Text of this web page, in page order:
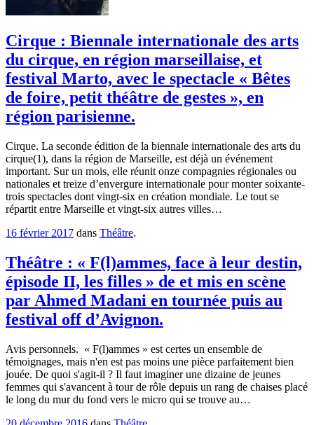
Cirque : Biennale internationale des arts
du cirque, en région marseillaise, et
festival Marto, avec le spectacle « Bêtes
de foire, petit théâtre de gestes », en
région parisienne.
Cirque. La seconde édition de la biennale internationale des arts du
cirque(1), dans la région de Marseille, est déjà un événement
important. Sur un mois, elle réunit onze compagnies régionales ou
nationales et treize d’envergure internationale pour monter soixante-
trois spectacles dont vingt-six en création mondiale. Le tout se
répartit entre Marseille et vingt-six autres villes…
16 février 2017 dans Théâtre.
Théâtre : « F(l)ammes, face à leur destin,
épisode II, les filles » de et mis en scène
par Ahmed Madani en tournée puis au
festival off d’Avignon.
Avis personnels. « F(l)ammes » est certes un ensemble de
témoignages, mais n'en est pas moins une pièce parfaitement bien
jouée. De quoi s'agit-il ? Il faut imaginer une dizaine de jeunes
femmes qui s'avancent à tour de rôle depuis un rang de chaises placé
le long du mur du fond vers le micro qui se trouve au…